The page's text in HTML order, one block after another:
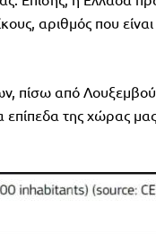
αριθμός που
πίσω από
της χώρας